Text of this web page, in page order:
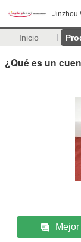
Jinzhou
Inicio
¿Qué es un